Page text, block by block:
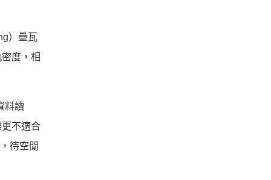
）疊瓦
度，相
料讀
不適合
待空閒